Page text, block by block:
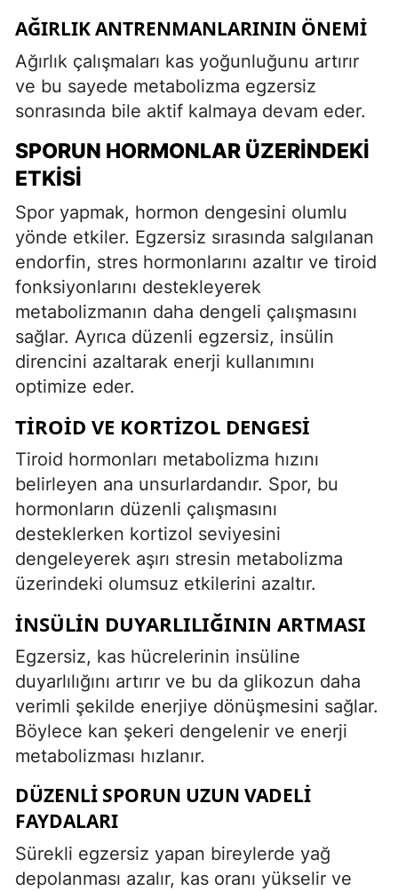
AĞIRLIK ANTRENMANLARININ ÖNEMI
Ağırlık çalışmaları kas yoğunluğunu artırır
ve bu sayede metabolizma egzersiz
sonrasında bile aktif kalmaya devam eder.
SPORUN HORMONLAR ÜZERINDEKI
ETKISI
Spor yapmak, hormon dengesini olumlu
yönde etkiler. Egzersiz sırasında salgılanan
endorfin, stres hormonlarını azaltır ve tiroid
fonksiyonlarını destekleyerek
metabolizmanın daha dengeli çalışmasını
sağlar. Ayrıca düzenli egzersiz, insülin
direncini azaltarak enerji kullanımını
optimize eder.
TIROID VE KORTIZOL DENGESI
Tiroid hormonları metabolizma hızını
belirleyen ana unsurlardandır. Spor, bu
hormonların düzenli çalışmasını
desteklerken kortizol seviyesini
dengeleyerek aşırı stresin metabolizma
üzerindeki olumsuz etkilerini azaltır.
İNSÜLIN DUYARLILIĞININ ARTMASI
Egzersiz, kas hücrelerinin insüline
duyarlılığını artırır ve bu da glikozun daha
verimli şekilde enerjiye dönüşmesini sağlar.
Böylece kan şekeri dengelenir ve enerji
metabolizması hızlanır.
DÜZENLI SPORUN UZUN VADELI
FAYDALARI
Sürekli egzersiz yapan bireylerde yağ
depolanması azalır, kas oranı yükselir ve